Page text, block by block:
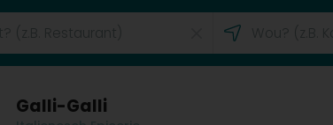
Galli-Galli